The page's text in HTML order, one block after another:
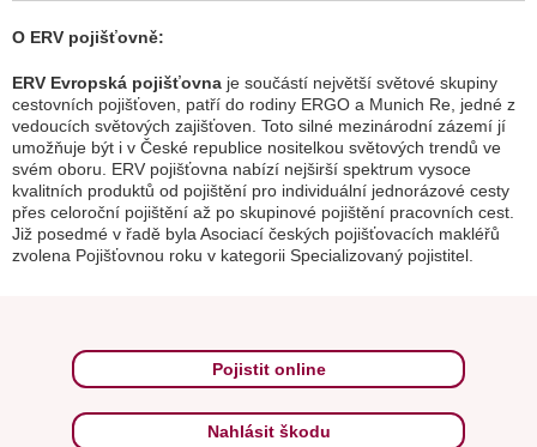
O ERV pojišťovně:
ERV Evropská pojišťovna je součástí největší světové skupiny
cestovních pojišťoven, patří do rodiny ERGO a Munich Re, jedné z
vedoucích světových zajišťoven. Toto silné mezinárodní zázemí jí
umožňuje být i v České republice nositelkou světových trendů ve
svém oboru. ERV pojišťovna nabízí nejširší spektrum vysoce
kvalitních produktů od pojištění pro individuální jednorázové cesty
přes celoroční pojištění až po skupinové pojištění pracovních cest.
Již posedmé v řadě byla Asociací českých pojišťovacích makléřů
zvolena Pojišťovnou roku v kategorii Specializovaný pojistitel.
Pojistit online
Nahlásit škodu